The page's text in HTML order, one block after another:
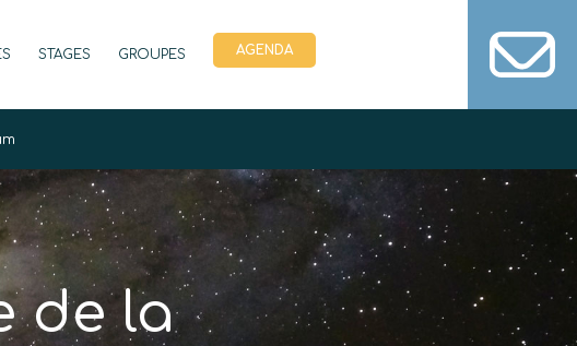
STAGES GROUPES AGENDA
de la